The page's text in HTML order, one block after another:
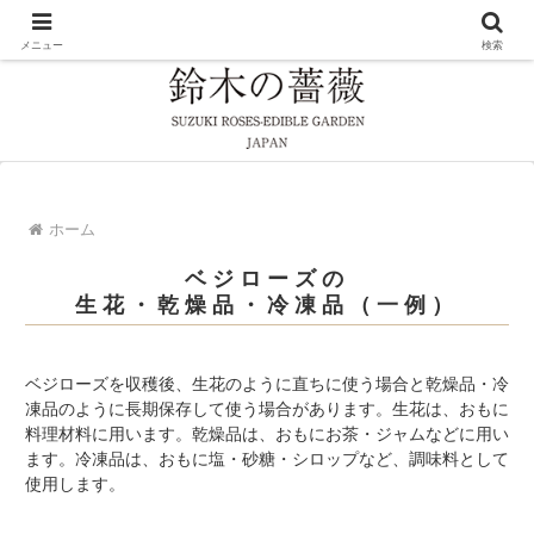
ホーム
ベジローズの
生花・乾燥品・冷凍品（一例）
ベジローズを収穫後、生花のように直ちに使う場合と乾燥品・冷
凍品のように長期保存して使う場合があります。生花は、おもに
料理材料に用います。乾燥品は、おもにお茶・ジャムなどに用い
ます。冷凍品は、おもに塩・砂糖・シロップなど、調味料として
使用します。
メニュー 検索